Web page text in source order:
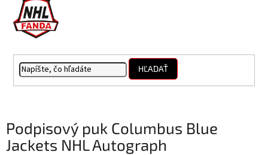
HĽADAŤ
Podpisový puk Columbus Blue
Jackets NHL Autograph